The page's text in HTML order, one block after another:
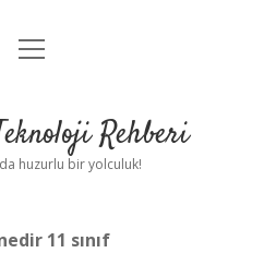
Anasayfa
Uyarı
menüyü
Rehberi
huzurlu bir yolculuk!
11 sınıf